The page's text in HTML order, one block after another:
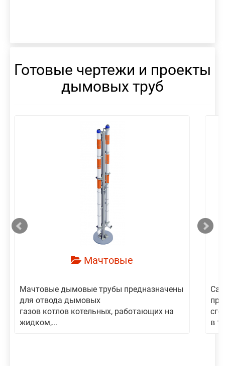
Готовые чертежи и проекты
дымовых труб
Мачтовые
Мачтовые дымовые трубы предназначены
для отвода дымовых
газов котлов котельных, работающих на
жидком,...
в